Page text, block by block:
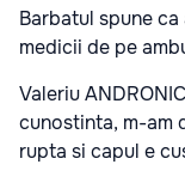
Barbatul spune
medicii de pe
Valeriu
cunostinta, m-am
rupta si capul e